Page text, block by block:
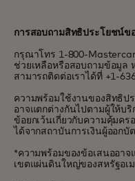
การสอบถามสิทธิประโยชน์ข
กรุณาโทร 1-800-
ช่วยเหลือหรือสอบถามข้อมูล
สามารถติดต่อเราได้ที่ +1-
ความพร้อมใช้งานของสิทธิ
อาจแตกต่างกันไปตามผู้ให้บ
ข้อยกเว้นเกี่ยวกับความคุ้มค
ได้จากสถาบันการเงินผู้ออก
*ความพร้อมของข้อเสนออา
เขตแผ่นดินใหญ่ของสหรัฐอเ